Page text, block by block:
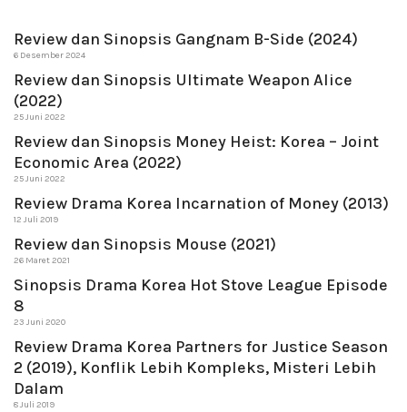
Review dan Sinopsis Gangnam B-Side (2024)
6 Desember 2024
Review dan Sinopsis Ultimate Weapon Alice
(2022)
25 Juni 2022
Review dan Sinopsis Money Heist: Korea – Joint
Economic Area (2022)
25 Juni 2022
Review Drama Korea Incarnation of Money (2013)
12 Juli 2019
Review dan Sinopsis Mouse (2021)
26 Maret 2021
Sinopsis Drama Korea Hot Stove League Episode
8
23 Juni 2020
Review Drama Korea Partners for Justice Season
2 (2019), Konflik Lebih Kompleks, Misteri Lebih
Dalam
8 Juli 2019